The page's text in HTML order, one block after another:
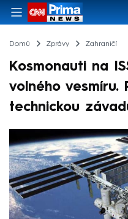
Domů Zprávy Zahraničí
Kosmonauti na
volného vesmíru.
technickou